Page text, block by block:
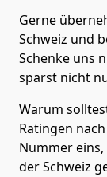
Gerne
Schweiz und
Schenke uns
sparst nicht
Warum
Ratingen
Nummer
der Schweiz